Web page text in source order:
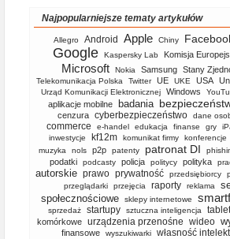
Najpopularniejsze tematy artykułów
Allegro Android Apple Chiny
Google Kaspersky Lab Komisja
Microsoft Nokia Samsung Stany
Telekomunikacja Polska Twitter UE UKE USA
Urząd Komunikacji Elektronicznej Windows
aplikacje mobilne badania
cenzura cyberbezpieczeństwo dane
commerce
e-handel edukacja finanse gry
inwestycje kf12m komunikat firmy konferencje
muzyka nols p2p patenty patronat DI
podatki podcasty policja politycy polityka
autorskie prawo prywatność przedsiębiorcy
przeglądarki
przejęcia raporty reklama
społecznościowe
sklepy internetowe
sprzedaż
startupy sztuczna inteligencja
komórkowe
urządzenia przenośne wideo
finansowe
wyszukiwarki własność